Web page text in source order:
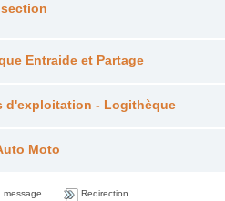
Entraide et Partage
d'exploitation - Logithèque
Moto
message Redirection